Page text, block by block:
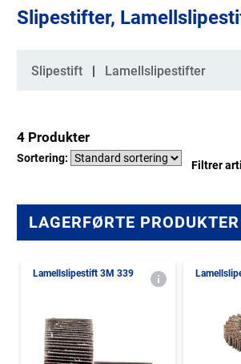
Slipestifter,
Kategorier
Slipestift Lamellslipestifter
4 Produkter
Sortering:
Filtrer
LAGERFØRTE
Lamellslipestift 3M 339